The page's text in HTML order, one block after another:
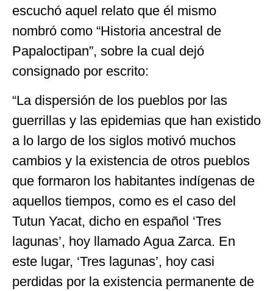
escuchó aquel relato que él mismo
nombró como “Historia ancestral de
Papaloctipan”, sobre la cual dejó
consignado por escrito:
“La dispersión de los pueblos por las
guerrillas y las epidemias que han existido
a lo largo de los siglos motivó muchos
cambios y la existencia de otros pueblos
que formaron los habitantes indígenas de
aquellos tiempos, como es el caso del
Tutun Yacat, dicho en español ‘Tres
lagunas’, hoy llamado Agua Zarca. En
este lugar, ‘Tres lagunas’, hoy casi
perdidas por la existencia permanente de